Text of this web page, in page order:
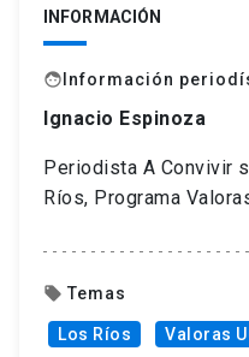
INFORMACIÓN
faceInformación
Ignacio Espinoza
Periodista A Convivir
Ríos, Programa
local_offer Temas
Los Ríos Valoras